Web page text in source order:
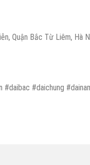
Quận Bắc Từ Liêm, Hà
#daibac #daichung